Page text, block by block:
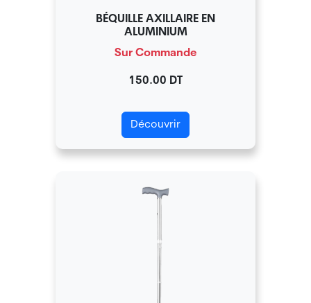
BÉQUILLE AXILLAIRE EN
ALUMINIUM
Sur Commande
150.00 DT
Découvrir